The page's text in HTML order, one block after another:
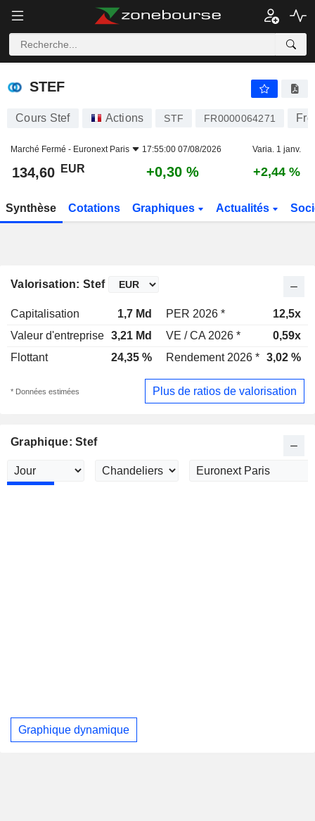
STEF
STEF
Cours Stef Actions STF FR0000064271
Marché Fermé - Euronext Paris 17:55:00 07/08/2026 Varia. 1 janv.
134,60 EUR +0,30 % +2,44 %
Synthèse Cotations Graphiques Actualités
Valorisation: Stef
Capitalisation 1,7 Md PER 2026 *
12,5x
Valeur d'entreprise 3,21 Md VE / CA 2026 *
0,59x
Flottant
24,35 % Rendement 2026 * 3,02 %
* Données estimées Plus de ratios de valorisation
Graphique: Stef
Graphique dynamique